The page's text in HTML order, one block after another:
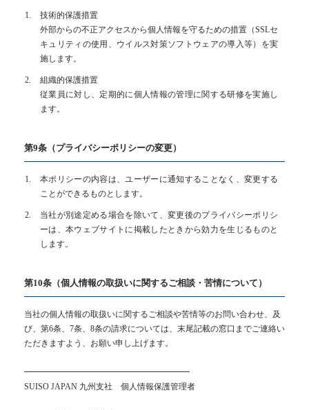
技術的保護措置
外部からの不正アクセスから個人情報を守るための措置（SSLセ
キュリティの使用、ウイルス対策ソフトウェアの導入等）を実
施します。
組織的保護措置
従業員に対し、定期的に個人情報の管理に関する研修を実施し
ます。
第9条（プライバシーポリシーの変更）
本ポリシーの内容は、ユーザーに通知することなく、変更する
ことができるものとします。
当社が別途定める場合を除いて、変更後のプライバシーポリシ
ーは、本ウェブサイトに掲載したときから効力を生じるものと
します。
第10条（個人情報の取扱いに関するご相談・苦情について）
当社の個人情報の取扱いに関するご相談や苦情等のお問い合わせ、及
び、第6条、7条、8条の請求については、末尾記載の窓口までご連絡い
ただきますよう、お願い申し上げます。
━━━━━━━━━━━━━━━━━━━━
SUISO JAPAN 九州支社 個人情報保護管理者